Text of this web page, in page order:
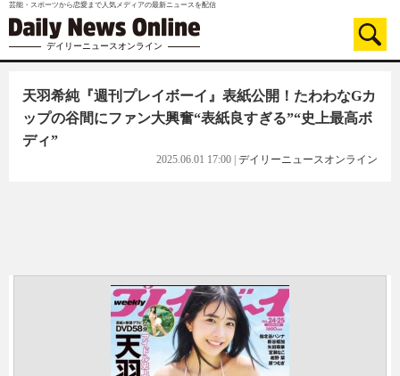
芸能・スポーツから恋愛まで人気メディアの最新ニュースを配信
デイリーニュースオンライン
天羽希純『週刊プレイボーイ』表紙公開！たわわなGカ
ップの谷間にファン大興奮“表紙良すぎる”“史上最高ボ
ディ”
2025.06.01 17:00 デイリーニュースオンライン